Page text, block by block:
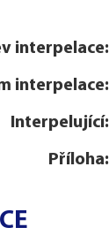
interpelace:
interpelace:
Interpelující:
Příloha: